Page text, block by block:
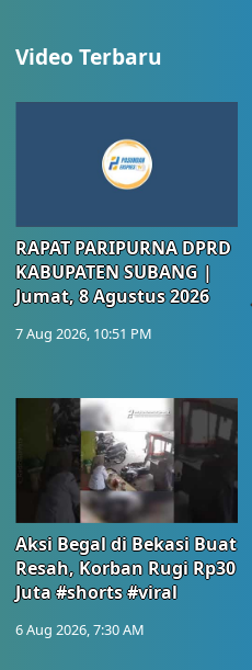
Video Terbaru
RAPAT PARIPURNA DPRD
KABUPATEN SUBANG |
Jumat, 8 Agustus 2026
7 Aug 2026, 10:51 PM
Aksi Begal di Bekasi Buat
Resah, Korban Rugi Rp30
Juta #shorts #viral
6 Aug 2026, 7:30 AM